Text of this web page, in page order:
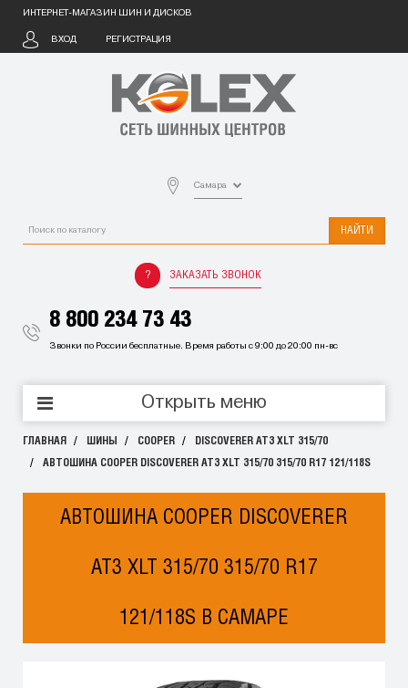
ИНТЕРНЕТ-МАГАЗИН ШИН И ДИСКОВ
ВХОД РЕГИСТРАЦИЯ
Самара
НАЙТИ
ЗАКАЗАТЬ ЗВОНОК
8 800 234 73 43
Звонки по России бесплатные. Время работы с 9:00 до 20:00 пн-вс
Открыть меню
ГЛАВНАЯ ШИНЫ COOPER DISCOVERER AT3 XLT 315/70
АВТОШИНА COOPER DISCOVERER AT3 XLT 315/70 315/70 R17 121/118S
АВТОШИНА COOPER DISCOVERER
AT3 XLT 315/70 315/70 R17
121/118S В САМАРЕ